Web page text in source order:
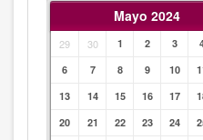
Mayo 2024
29 30 1 2 3
6
7 8 9 10
13
14 15 16 17
20
21 22 23 24